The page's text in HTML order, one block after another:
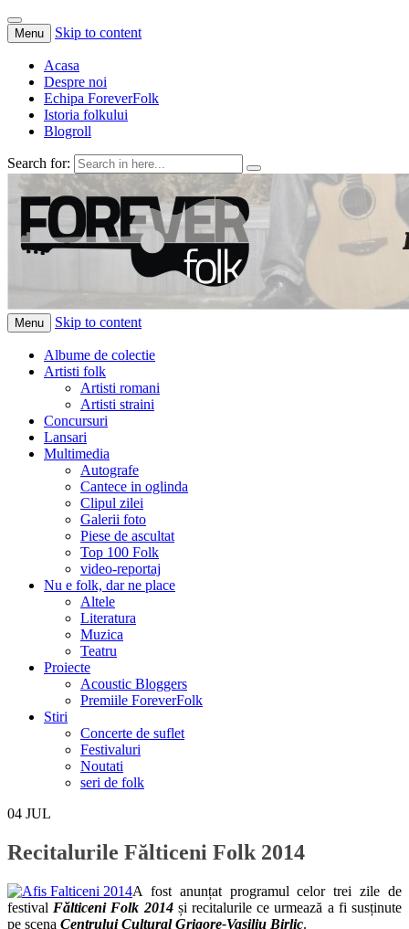
Menu Skip to content
Acasa
Despre noi
Echipa ForeverFolk
Istoria folkului
Blogroll
Search for:
ForeverFolk
Muzica sufletului tau
Menu Skip to content
Albume de colectie
Artisti folk
Artisti romani
Artisti straini
Concursuri
Lansari
Multimedia
Autografe
Cantece in oglinda
Clipul zilei
Galerii foto
Piese de ascultat
Top 100 Folk
video-reportaj
Nu e folk, dar ne place
Altele
Literatura
Muzica
Teatru
Proiecte
Acoustic Bloggers
Premiile ForeverFolk
Stiri
Concerte de suflet
Festivaluri
Noutati
seri de folk
04 JUL
Recitalurile Fălticeni Folk 2014
A fost anunțat programul celor trei zile de
festival Fălticeni Folk 2014și recitalurile ce urmează a fi susținute
pe scena Centrului Cultural Grigore-Vasiliu Birlic.